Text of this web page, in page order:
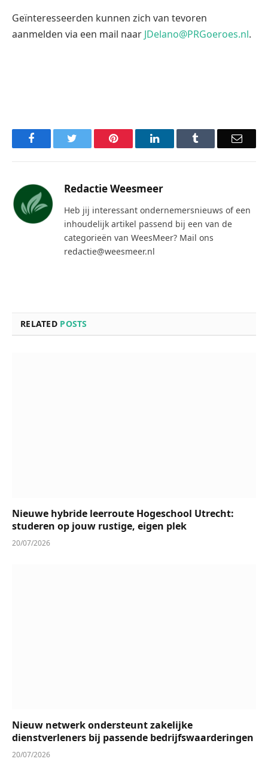
Geïnteresseerden kunnen zich van tevoren
aanmelden via een mail naar JDelano@PRGoeroes.nl.
Facebook Pinterest LinkedIn Email
Redactie Weesmeer
Heb jij interessant ondernemersnieuws of een
inhoudelijk artikel passend bij een van de
categorieën van WeesMeer? Mail ons
redactie@weesmeer.nl
RELATED POSTS
Nieuwe hybride leerroute Hogeschool Utrecht:
studeren op jouw rustige, eigen plek
20/07/2026
Nieuw netwerk ondersteunt zakelijke
dienstverleners bij passende bedrijfswaarderingen
20/07/2026